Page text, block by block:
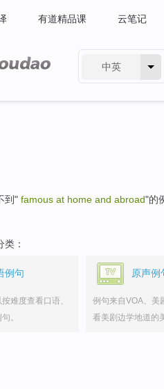
有道精品课 云笔记
中英
到" famous at home and abroad"的
：
例句
难度查看口语、
。
原声例
例句来自VOA、美
看美剧边学地道的